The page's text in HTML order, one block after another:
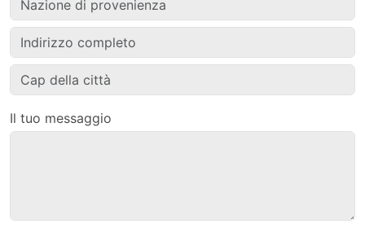
Il tuo messaggio